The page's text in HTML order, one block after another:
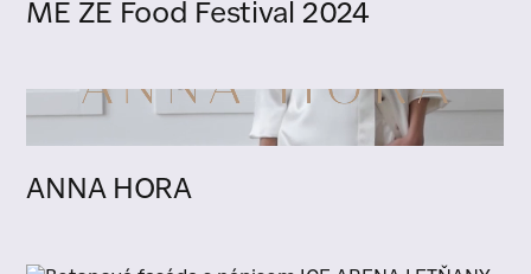
ME ZE Food Festival 2024
ANNA HORA